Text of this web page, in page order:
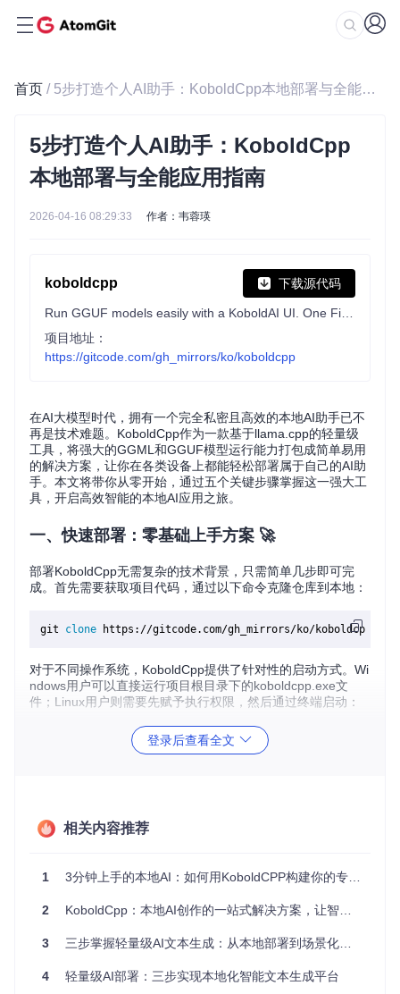
首页 / 5步打造个人AI助手：KoboldCpp本地部署与全能应用指南
5步打造个人AI助手：KoboldCpp
本地部署与全能应用指南
2026-04-16 08:29:33 作者：韦蓉瑛
koboldcpp 下载源代码
项目地址：
https://gitcode.com/gh_mirrors/ko/koboldcpp
在AI大模型时代，拥有一个完全私密且高效的本地AI助手已不
再是技术难题。KoboldCpp作为一款基于llama.cpp的轻量级
工具，将强大的GGML和GGUF模型运行能力打包成简单易用
的解决方案，让你在各类设备上都能轻松部署属于自己的AI助
手。本文将带你从零开始，通过五个关键步骤掌握这一强大工
具，开启高效智能的本地AI应用之旅。
一、快速部署：零基础上手方案 🚀
部署KoboldCpp无需复杂的技术背景，只需简单几步即可完
成。首先需要获取项目代码，通过以下命令克隆仓库到本地：
git clone
对于不同操作系统，KoboldCpp提供了针对性的启动方式。Wi
ndows用户可以直接运行项目根目录下的koboldcpp.exe文
件；Linux用户则需要先赋予执行权限，然后通过终端启动：
+x koboldcpp
容性。成功启动后，系统会默认在5001端口启动服务，此时打
二、核心优势：为什么选择KoboldCpp？ 🌟
KoboldCpp的魅力在于其独特的设计理念和强大的功能特性。
作为一款本地化运行工具，它首先保障了数据的绝对隐私，所
有交互都在本地设备上完成，无需担心信息泄露。其次，它对
硬件资源的适应性极强，无论是高性能显卡还是普通办公电
登录后查看全文
相关内容推荐
1 3分钟上手的本地AI：如何用KoboldCPP构建你的专属创作引擎
2 KoboldCpp：本地AI创作的一站式解决方案，让智能创作触手可及
3 三步掌握轻量级AI文本生成：从本地部署到场景化应用指南
4 轻量级AI部署：三步实现本地化智能文本生成平台